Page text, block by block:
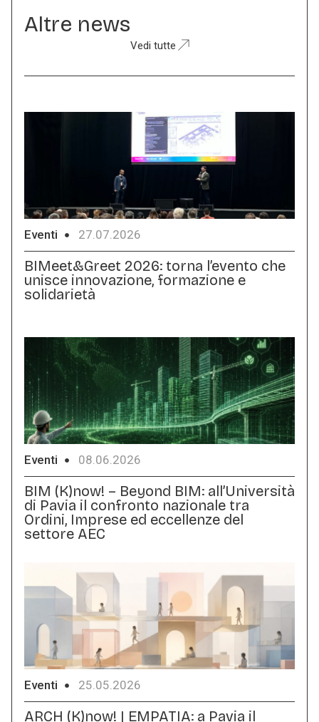
Altre news
Vedi tutte
Eventi 27.07.2026
BIMeet&Greet 2026: torna l’evento che
unisce innovazione, formazione e
solidarietà
Eventi 08.06.2026
BIM (K)now! – Beyond BIM: all’Università
di Pavia il confronto nazionale tra
Ordini, Imprese ed eccellenze del
settore AEC
Eventi 25.05.2026
ARCH (K)now! | EMPATIA: a Pavia il